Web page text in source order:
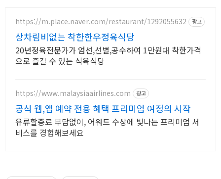
https://m.place.naver.com/restaurant/1292055632 광고
상차림비없는 착한한우정육식당
20년정육전문가가 엄선,선별,공수하여 1만원대 착한가격
으로 즐길 수 있는 식육식당
https://www.malaysiaairlines.com 광고
공식 웹,앱 예약 전용 혜택 프리미엄 여정의 시작
유류할증료 부담없이, 어워드 수상에 빛나는 프리미엄 서
비스를 경험해보세요